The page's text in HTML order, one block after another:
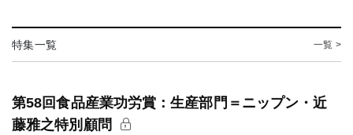
特集一覧 一覧 >
第58回食品産業功労賞：生産部門＝ニップン・近
藤雅之特別顧問